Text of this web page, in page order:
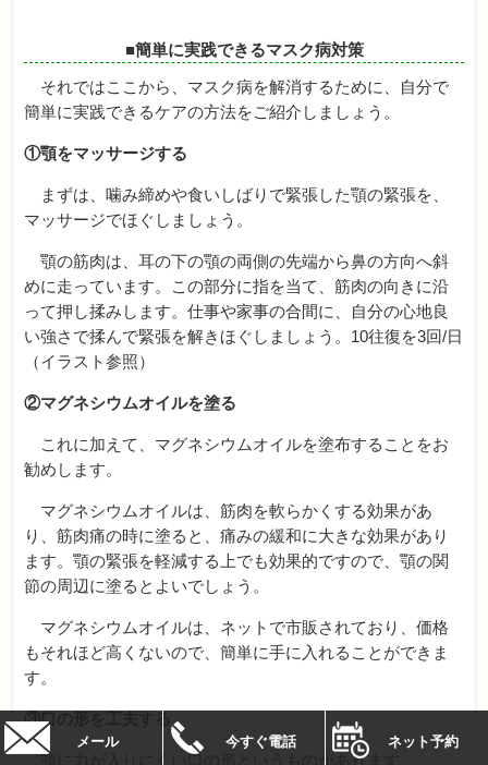
メール 今すぐ電話 ネット予約
■簡単に実践できるマスク病対策
それではここから、マスク病を解消するために、自分で
簡単に実践できるケアの方法をご紹介しましょう。
①顎をマッサージする
まずは、噛み締めや食いしばりで緊張した顎の緊張を、
マッサージでほぐしましょう。
顎の筋肉は、耳の下の顎の両側の先端から鼻の方向へ斜
めに走っています。この部分に指を当て、筋肉の向きに沿
って押し揉みします。仕事や家事の合間に、自分の心地良
い強さで揉んで緊張を解きほぐしましょう。10往復を3回/日
（イラスト参照）
②マグネシウムオイルを塗る
これに加えて、マグネシウムオイルを塗布することをお
勧めします。
マグネシウムオイルは、筋肉を軟らかくする効果があ
り、筋肉痛の時に塗ると、痛みの緩和に大きな効果があり
ます。顎の緊張を軽減する上でも効果的ですので、顎の関
節の周辺に塗るとよいでしょう。
マグネシウムオイルは、ネットで市販されており、価格
もそれほど高くないので、簡単に手に入れることができま
す。
③口の形を工夫する
顎に力が入りにくい口の形というものがあります。